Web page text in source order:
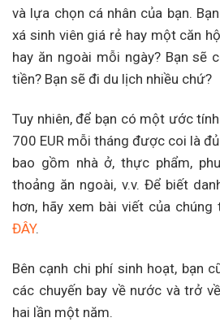
và lựa chọn cá nhân của bạn.
xá sinh viên giá rẻ hay một căn
hay ăn ngoài mỗi ngày? Bạn sẽ
tiền? Bạn sẽ đi du lịch nhiều chứ?
Tuy nhiên, để bạn có một ước
700 EUR mỗi tháng được coi là
bao gồm nhà ở, thực phẩm,
thoảng ăn ngoài, v.v. Để biết
hơn, hãy xem bài viết của
ĐÂY.
Bên cạnh chi phí sinh hoạt, bạn
các chuyến bay về nước và trở
hai lần một năm.